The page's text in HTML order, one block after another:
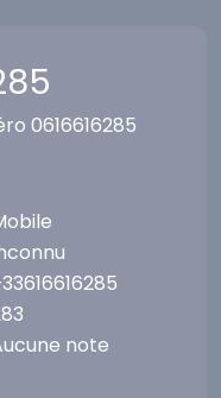
0616616285
note